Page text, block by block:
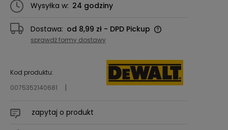
Wysyłka w: 24 godziny
Dostawa: od 8,99 zł - DPD Pickup
Cena nie zawiera ewentualnych kosztów
sprawdź formy dostawy
Kod produktu:
0075352140681
zapytaj o produkt